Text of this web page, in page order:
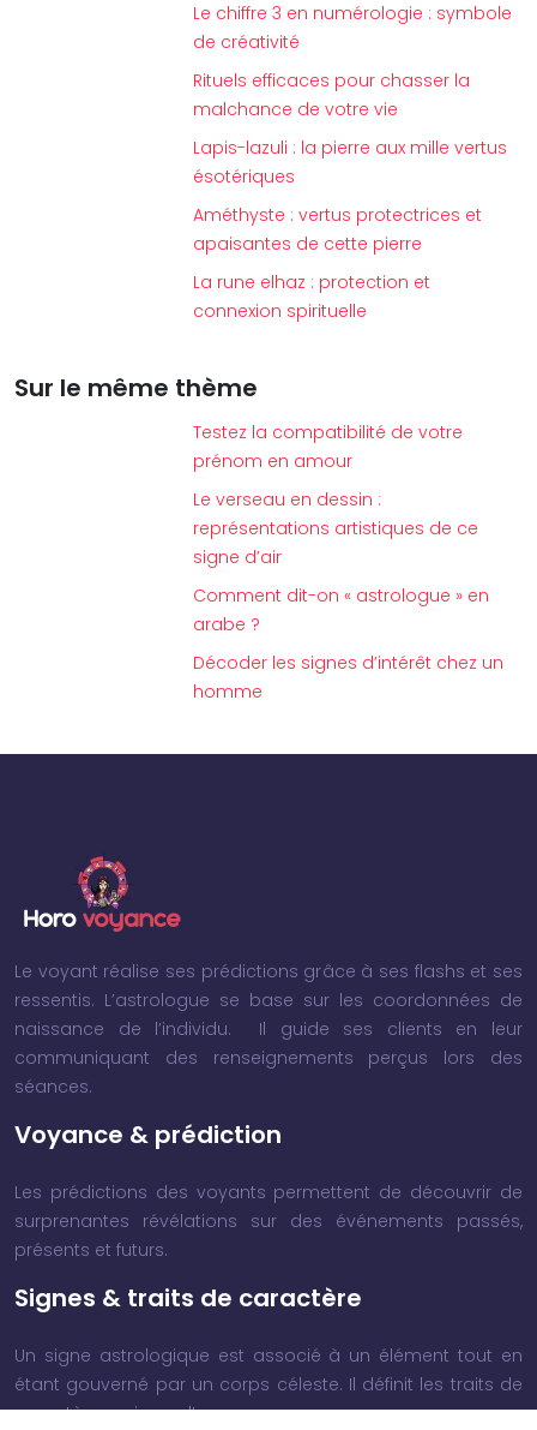
Le chiffre 3 en numérologie : symbole
de créativité
Rituels efficaces pour chasser la
malchance de votre vie
Lapis-lazuli : la pierre aux mille vertus
ésotériques
Améthyste : vertus protectrices et
apaisantes de cette pierre
La rune elhaz : protection et
connexion spirituelle
Sur le même thème
Testez la compatibilité de votre
prénom en amour
Le verseau en dessin :
représentations artistiques de ce
signe d’air
Comment dit-on « astrologue » en
arabe ?
Décoder les signes d’intérêt chez un
homme
Le voyant réalise ses prédictions grâce à ses flashs et ses
ressentis. L’astrologue se base sur les coordonnées de
naissance de l’individu. Il guide ses clients en leur
communiquant des renseignements perçus lors des
séances.
Voyance & prédiction
Les prédictions des voyants permettent de découvrir de
surprenantes révélations sur des événements passés,
présents et futurs.
Signes & traits de caractère
Un signe astrologique est associé à un élément tout en
étant gouverné par un corps céleste. Il définit les traits de
caractère majeurs d’une personne.